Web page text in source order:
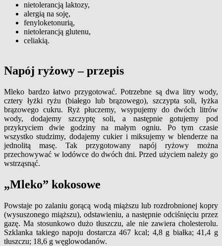
nietolerancją laktozy,
alergią na soję,
fenyloketonurią,
nietolerancją glutenu,
celiakią.
Napój ryżowy–przepis
Mleko bardzo łatwo przygotować. Potrzebne są dwa litry wody,
cztery łyżki ryżu (białego lub brązowego), szczypta soli, łyżka
brązowego cukru. Ryż płuczemy, wsypujemy do dwóch litrów
wody, dodajemy szczyptę soli, a następnie gotujemy pod
przykryciem dwie godziny na małym ogniu. Po tym czasie
wszystko studzimy, dodajemy cukier i miksujemy w blenderze na
jednolitą masę. Tak przygotowany napój ryżowy można
przechowywać w lodówce do dwóch dni. Przed użyciem należy go
wstrząsnąć.
„Mleko” kokosowe
Powstaje po zalaniu gorącą wodą miąższu lub rozdrobnionej kopry
(wysuszonego miąższu), odstawieniu, a następnie odciśnięciu przez
gazę. Ma stosunkowo dużo tłuszczu, ale nie zawiera cholesterolu.
Szklanka takiego napoju dostarcza 467 kcal; 4,8 g białka; 41,4 g
tłuszczu; 18,6 g węglowodanów.